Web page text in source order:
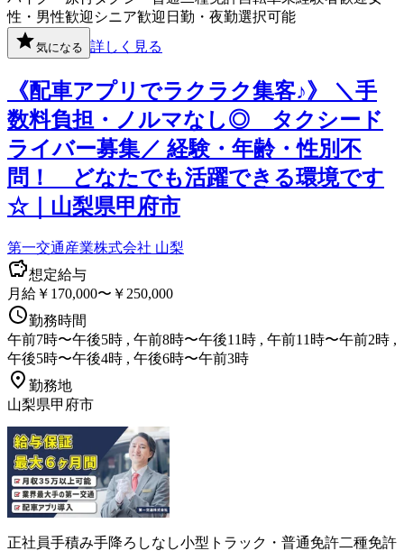
性・男性歓迎 シニア歓迎 日勤・夜勤選択可能
気になる 詳しく見る
《配車アプリでラクラク集客♪》 ＼手
数料負担・ノルマなし◎ タクシード
ライバー募集／ 経験・年齢・性別不
問！ どなたでも活躍できる環境です
☆｜山梨県甲府市
第一交通産業株式会社 山梨
想定給与
月給￥170,000〜￥250,000
勤務時間
午前7時〜午後5時 , 午前8時〜午後11時 , 午前11時〜午前2時 ,
午後5時〜午後4時 , 午後6時〜午前3時
勤務地
山梨県甲府市
正社員手積み手降ろしなし小型トラック・普通免許二種免許